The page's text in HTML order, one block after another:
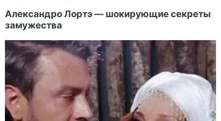
Александро Лортэ — шокирующие секреты
замужества